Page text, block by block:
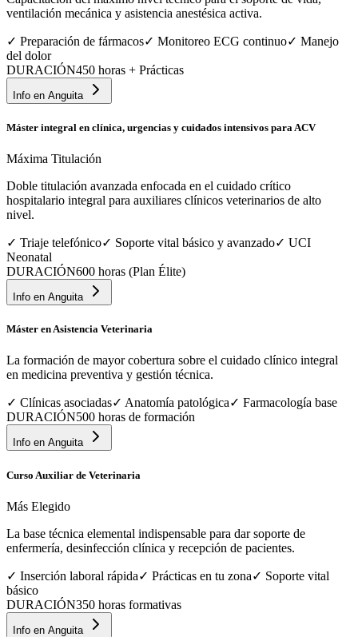
ventilación mecánica y asistencia anestésica activa.
✓ Preparación de fármacos✓ Monitoreo ECG continuo✓ Manejo
del dolor
DURACIÓN450 horas + Prácticas
Info en Anguita
Máster integral en clínica, urgencias y cuidados intensivos para ACV
Máxima Titulación
Doble titulación avanzada enfocada en el cuidado crítico
hospitalario integral para auxiliares clínicos veterinarios de alto
nivel.
✓ Triaje telefónico✓ Soporte vital básico y avanzado✓ UCI
Neonatal
DURACIÓN600 horas (Plan Élite)
Info en Anguita
Máster en Asistencia Veterinaria
La formación de mayor cobertura sobre el cuidado clínico integral
en medicina preventiva y gestión técnica.
✓ Clínicas asociadas✓ Anatomía patológica✓ Farmacología base
DURACIÓN500 horas de formación
Info en Anguita
Curso Auxiliar de Veterinaria
Más Elegido
La base técnica elemental indispensable para dar soporte de
enfermería, desinfección clínica y recepción de pacientes.
✓ Inserción laboral rápida✓ Prácticas en tu zona✓ Soporte vital
básico
DURACIÓN350 horas formativas
Info en Anguita